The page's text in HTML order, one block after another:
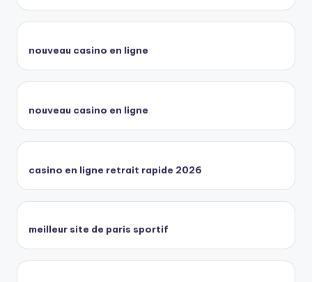
nouveau casino en ligne
nouveau casino en ligne
casino en ligne retrait rapide 2026
meilleur site de paris sportif